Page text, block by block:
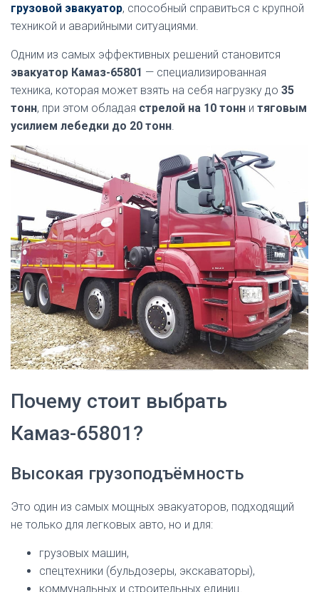
И
грузовой эвакуатор, способный справиться с крупной
техникой и аварийными ситуациями.
Одним из самых эффективных решений становится
эвакуатор Камаз-65801 — специализированная
техника, которая может взять на себя нагрузку до 35
тонн, при этом обладая стрелой на 10 тонн и тяговым
усилием лебедки до 20 тонн.
Почему стоит выбрать
Камаз-65801?
Высокая грузоподъёмность
Это один из самых мощных эвакуаторов, подходящий
не только для легковых авто, но и для:
грузовых машин,
спецтехники (бульдозеры, экскаваторы),
коммунальных и строительных единиц.